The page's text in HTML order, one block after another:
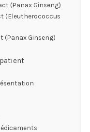
(Panax Ginseng)
(Eleutherococcus
(Panax Ginseng)